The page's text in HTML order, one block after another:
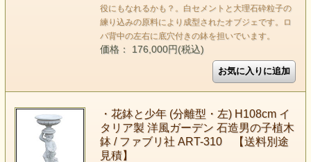
役にもなれるかも？。白セメントと大理石砕粒子の
練り込みの原料により成型されたオブジェです。ロ
バ背中の左右に底穴付きの鉢を担いでいます。
価格： 176,000円(税込)
・花鉢と少年 (分離型・左) H108cm イ
タリア製 洋風ガーデン 石造男の子植木
鉢 / ファブリ社 ART-310 【送料別途
見積】